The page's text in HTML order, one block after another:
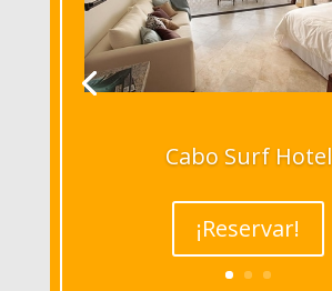
Cabo Surf Hotel
¡Reservar!